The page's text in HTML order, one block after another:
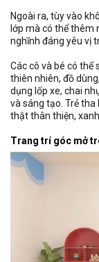
Ngoài ra, tùy vào
lớp mà có thể thêm
nghĩnh đáng yêu vị
Các cô và bé có thể
thiên nhiên, đồ
dụng lốp xe, chai
và sáng tạo. Trẻ
thật thân thiện,
Trang trí góc mở